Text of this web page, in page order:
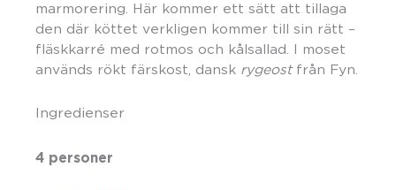
marmorering. Här kommer ett sätt att tillaga
den där köttet verkligen kommer till sin rätt –
fläskkarré med rotmos och kålsallad. I moset
används rökt färskost, dansk rygeostfrån Fyn.
Ingredienser
4 personer